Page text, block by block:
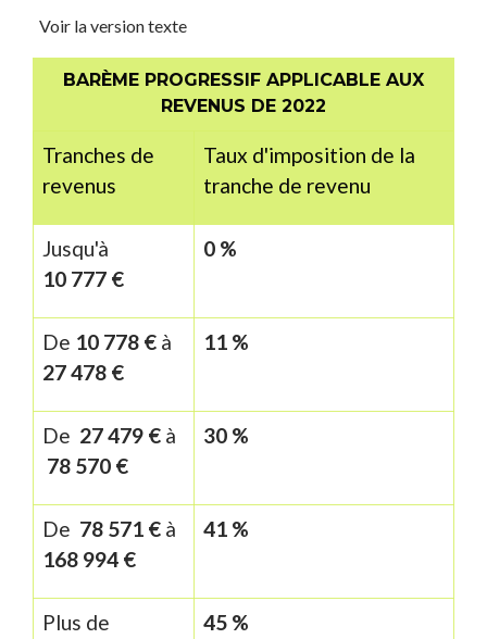
Voir la version texte
BARÈME PROGRESSIF APPLICABLE AUX
REVENUS DE 2022
Tranches de
revenus
Taux d'imposition de la
tranche de revenu
Jusqu'à
10 777 €
0 %
De 10 778 € à
27 478 €
11 %
De 27 479 € à
78 570 €
30 %
De 78 571 € à
168 994 €
41 %
Plus de
45 %